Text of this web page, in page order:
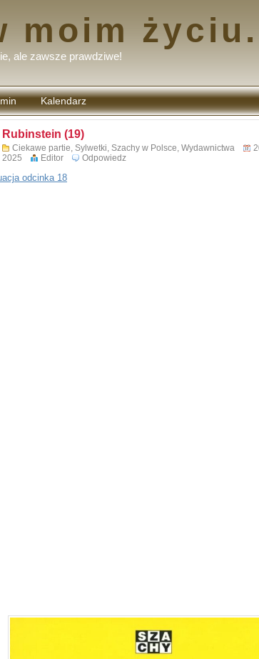
moim życiu.
ale zawsze prawdziwe!
Kalendarz
Rubinstein (19)
Ciekawe partie, Sylwetki, Szachy w Polsce, Wydawnictwa
2025
Editor Odpowiedz
odcinka 18